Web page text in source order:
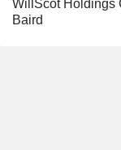
WillScot Holdings
Baird